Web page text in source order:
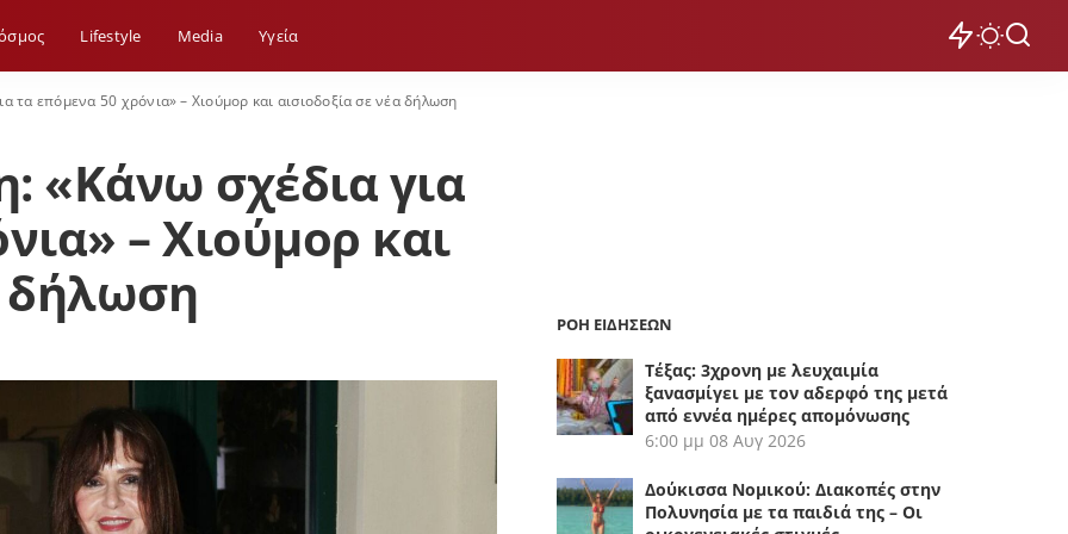
Lifestyle Media Yγεία
τα επόμενα 50 χρόνια» – Χιούμορ και αισιοδοξία σε νέα δήλωση
«Κάνω σχέδια για
– Χιούμορ και
δήλωση
ΡΟΗ ΕΙΔΗΣΕΩΝ
Τέξας: 3χρονη με λευχαιμία
ξανασμίγει με τον αδερφό της μετά
από εννέα ημέρες απομόνωσης
6:00 μμ 08 Αυγ 2026
Δούκισσα Νομικού: Διακοπές στην
Πολυνησία με τα παιδιά της – Οι